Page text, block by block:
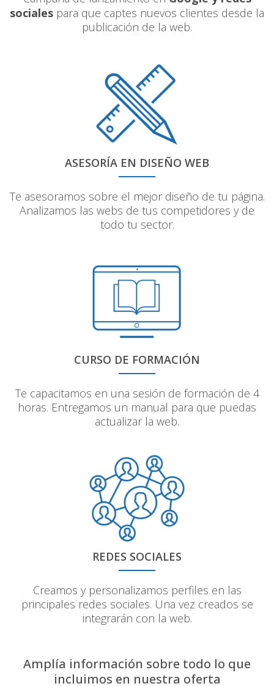
sociales para que captes nuevos clientes desde la
publicación de la web.
ASESORÍA EN DISEÑO WEB
Te asesoramos sobre el mejor diseño de tu página.
Analizamos las webs de tus competidores y de
todo tu sector.
CURSO DE FORMACIÓN
Te capacitamos en una sesión de formación de 4
horas. Entregamos un manual para que puedas
actualizar la web.
REDES SOCIALES
Creamos y personalizamos perfiles en las
principales redes sociales. Una vez creados se
integrarán con la web.
Amplía información sobre todo lo que
incluimos en nuestra oferta